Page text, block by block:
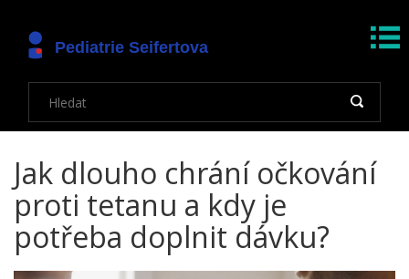
Jak dlouho chrání očkování
proti tetanu a kdy je
potřeba doplnit dávku?